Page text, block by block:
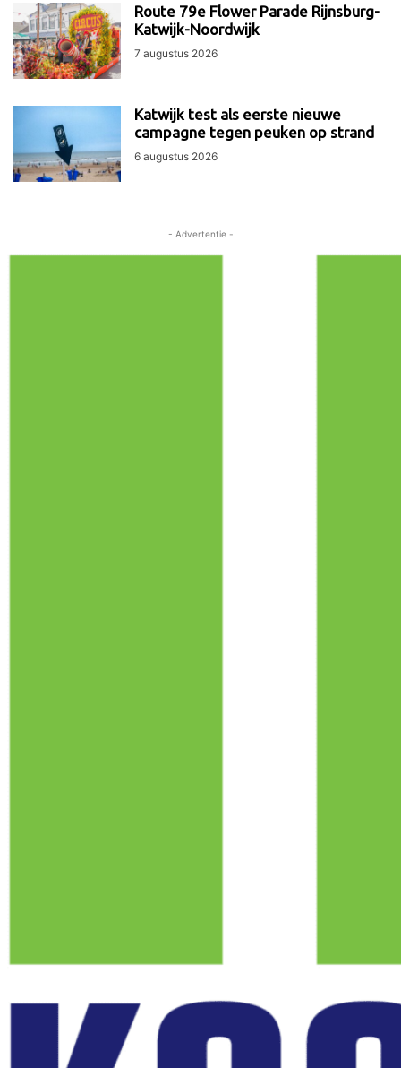
Route 79e Flower Parade Rijnsburg-
Katwijk-Noordwijk
7 augustus 2026
Katwijk test als eerste nieuwe
campagne tegen peuken op strand
6 augustus 2026
- Advertentie -